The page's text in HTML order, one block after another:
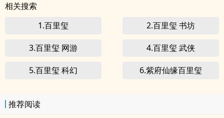
相关搜索
1.百里玺
2.百里玺 书坊
3.百里玺 网游 4.百里玺 武侠
5.百里玺 科幻 6.紫府仙缘百里玺
推荐阅读